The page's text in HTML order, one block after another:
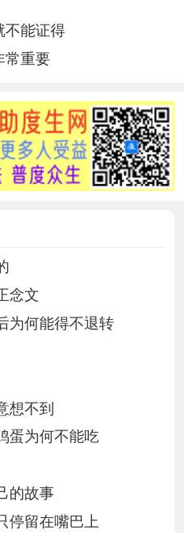
不能证得
常重要
念文
为何能得不退转
想不到
蛋为何不能吃
的故事
停留在嘴巴上